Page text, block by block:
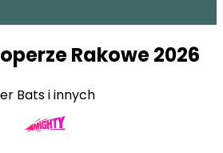
Rakowe 2026
Bats i innych